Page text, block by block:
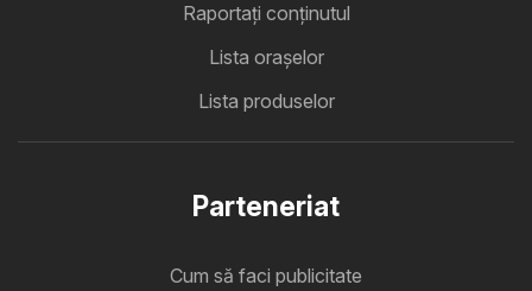
Raportați conținutul
Lista oraşelor
Lista produselor
Parteneriat
Cum să faci publicitate